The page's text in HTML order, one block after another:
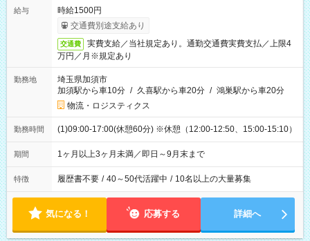
給与
時給1500円
交通費別途支給あり
交通費
実費支給／当社規定あり。通勤交通費実費支払／上限4
万円／月※規定あり
勤務地
埼玉県加須市
加須駅から車10分 / 久喜駅から車20分 / 鴻巣駅から車20分
物流・ロジスティクス
勤務時間 (1)09:00-17:00(休憩60分) ※休憩（12:00-12:50、15:00-15:10）
期間 1ヶ月以上3ヶ月未満／即日～9月末まで
特徴 履歴書不要 / 40～50代活躍中 / 10名以上の大量募集
気になる！ 応募する 詳細へ